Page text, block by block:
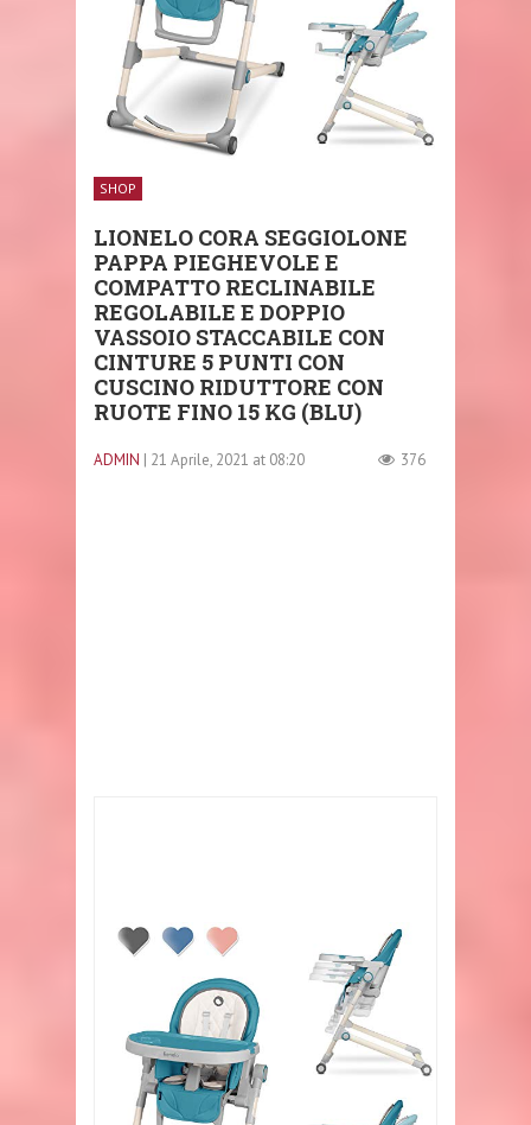
SHOP
LIONELO CORA SEGGIOLONE
PAPPA PIEGHEVOLE E
COMPATTO RECLINABILE
REGOLABILE E DOPPIO
VASSOIO STACCABILE CON
CINTURE 5 PUNTI CON
CUSCINO RIDUTTORE CON
RUOTE FINO 15 KG (BLU)
ADMIN | 21 Aprile, 2021 at 08:20 376